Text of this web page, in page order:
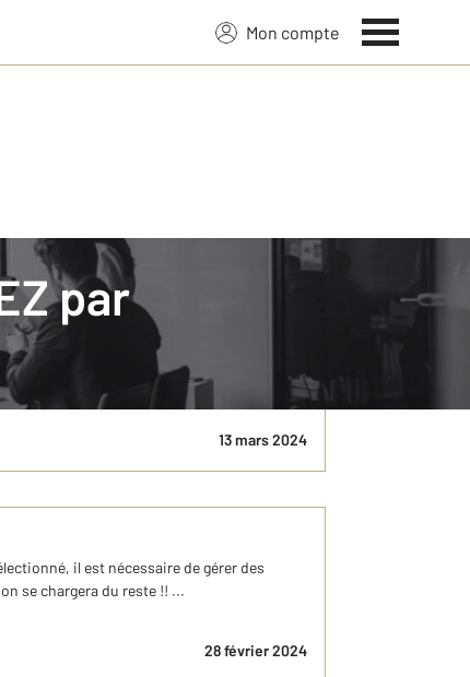
Mon compte
par
A la suite de la réunion « BUSINESS
...
13 mars 2024
il est nécessaire de gérer des
se chargera du reste !! ...
28 février 2024